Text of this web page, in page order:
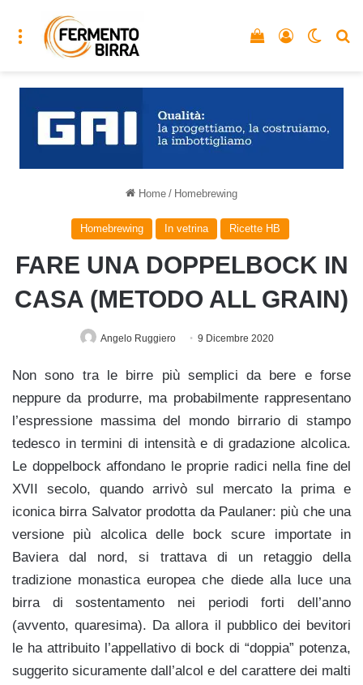
Menu Accedi
Vedi il carrello
Home / Homebrewing
Homebrewing In vetrina Ricette HB
FARE UNA DOPPELBOCK IN
CASA (METODO ALL GRAIN)
Angelo Ruggiero 9 Dicembre 2020
Non sono tra le birre più semplici da bere e forse
neppure da produrre, ma probabilmente rappresentano
l’espressione massima del mondo birrario di stampo
tedesco in termini di intensità e di gradazione alcolica.
Le doppelbock affondano le proprie radici nella fine del
XVII secolo, quando arrivò sul mercato la prima e
iconica birra Salvator prodotta da Paulaner: più che una
versione più alcolica delle bock scure importate in
Baviera dal nord, si trattava di un retaggio della
tradizione monastica europea che diede alla luce una
birra di sostentamento nei periodi forti dell’anno
(avvento, quaresima). Da allora il pubblico dei bevitori
le ha attribuito l’appellativo di bock di “doppia” potenza,
suggerito sicuramente dall’alcol e del carattere dei malti